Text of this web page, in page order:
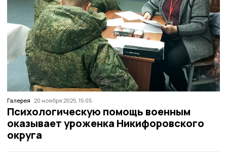
Галерея 20 ноября 2025, 15:05
Психологическую помощь военным
оказывает уроженка Никифоровского
округа